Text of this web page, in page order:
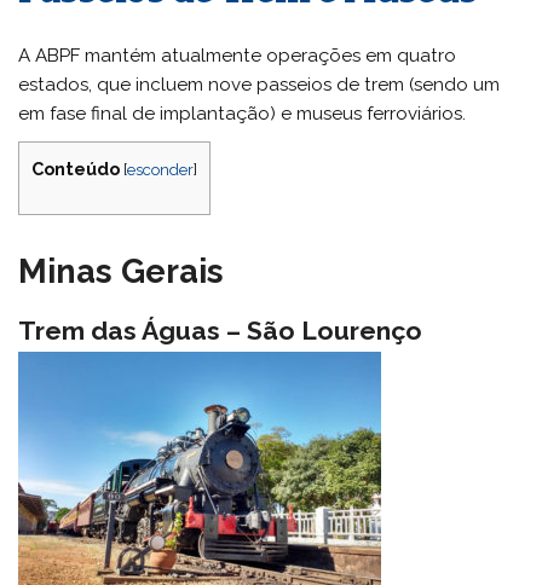
A ABPF mantém atualmente operações em quatro
estados, que incluem nove passeios de trem (sendo um
em fase final de implantação) e museus ferroviários.
Conteúdo [esconder]
Minas Gerais
Trem das Águas – São Lourenço